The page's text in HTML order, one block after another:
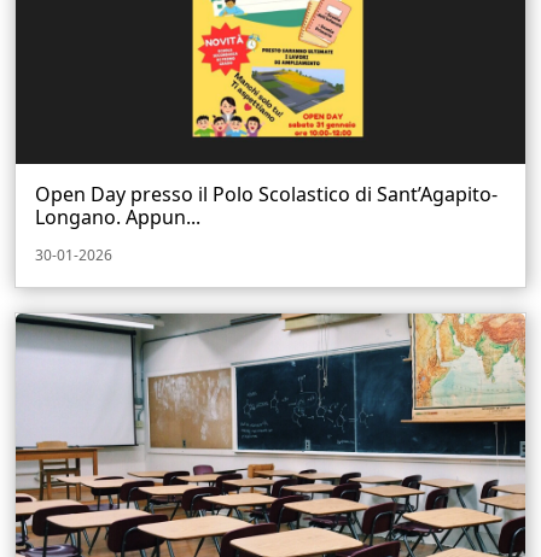
Open Day presso il Polo Scolastico di Sant’Agapito-
Longano. Appun...
30-01-2026